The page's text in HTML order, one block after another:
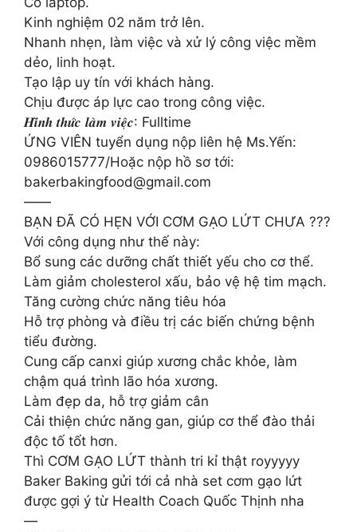
Kinh nghiệm 02 năm trở lên.
Nhanh nhẹn, làm việc và xử lý công việc mềm
dẻo, linh hoạt.
Tạo lập uy tín với khách hàng.
Chịu được áp lực cao trong công việc.
𝑯𝒊̀𝒏𝒉 𝒕𝒉𝒖̛́𝒄 𝒍𝒂̀𝒎 𝒗𝒊𝒆̣̂𝒄: Fulltime
ỨNG VIÊN tuyển dụng nộp liên hệ Ms.Yến:
0986015777/Hoặc nộp hồ sơ tới:
bakerbakingfood@gmail.com
——
BẠN ĐÃ CÓ HẸN VỚI CƠM GẠO LỨT CHƯA ???
Với công dụng như thế này:
Bổ sung các dưỡng chất thiết yếu cho cơ thể.
Làm giảm cholesterol xấu, bảo vệ hệ tim mạch.
Tăng cường chức năng tiêu hóa
Hỗ trợ phòng và điều trị các biến chứng bệnh
tiểu đường.
Cung cấp canxi giúp xương chắc khỏe, làm
chậm quá trình lão hóa xương.
Làm đẹp da, hỗ trợ giảm cân
Cải thiện chức năng gan, giúp cơ thể đào thải
độc tố tốt hơn.
Thì CƠM GẠO LỨT thành tri kỉ thật royyyyy
Baker Baking gửi tới cả nhà set cơm gạo lứt
được gợi ý từ Health Coach Quốc Thịnh nha
—